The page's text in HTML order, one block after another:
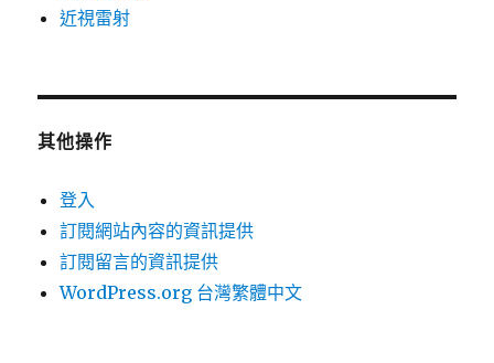
近視雷射
其他操作
登入
訂閱網站內容的資訊提供
訂閱留言的資訊提供
WordPress.org 台灣繁體中文